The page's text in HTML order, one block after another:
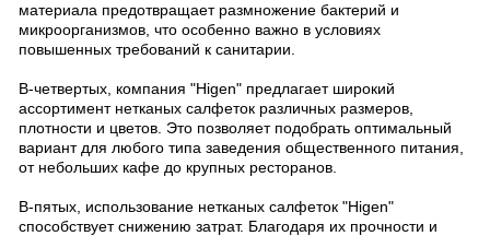
материала предотвращает размножение бактерий и
микроорганизмов, что особенно важно в условиях
повышенных требований к санитарии.
В-четвертых, компания "Higen" предлагает широкий
ассортимент нетканых салфеток различных размеров,
плотности и цветов. Это позволяет подобрать оптимальный
вариант для любого типа заведения общественного питания,
от небольших кафе до крупных ресторанов.
В-пятых, использование нетканых салфеток "Higen"
способствует снижению затрат. Благодаря их прочности и